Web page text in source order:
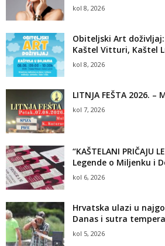
kol 8, 2026
Obiteljski Art
Kaštel Vitturi, Kaštel
kol 8, 2026
LITNJA FEŠTA 2026.
kol 7, 2026
“KAŠTELANI PRIČAJU
Legende o Miljenku i
kol 6, 2026
Hrvatska ulazi u
Danas i sutra
kol 5, 2026